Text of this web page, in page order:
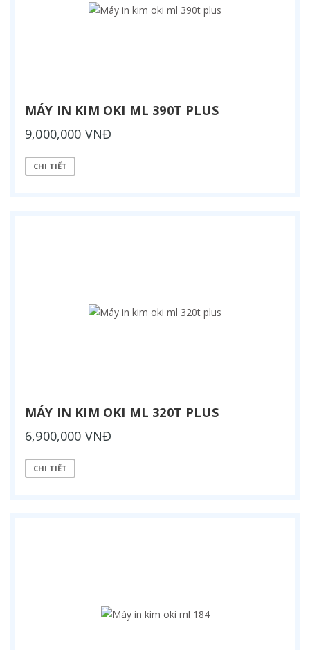
MÁY IN KIM OKI ML 390T PLUS
9,000,000 VNĐ
CHI TIẾT
MÁY IN KIM OKI ML 320T PLUS
6,900,000 VNĐ
CHI TIẾT